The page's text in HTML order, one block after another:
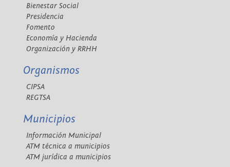
Bienestar Social
Presidencia
Fomento
Economía y Hacienda
Organización y RRHH
Organismos
CIPSA
REGTSA
Municipios
Información Municipal
ATM técnica a municipios
ATM jurídica a municipios